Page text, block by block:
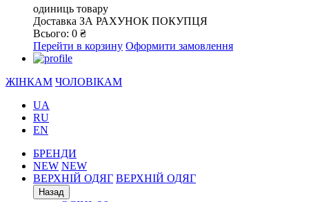
одиниць товару
Доставка ЗА РАХУНОК ПОКУПЦЯ
Всього: 0 ₴
Перейти в корзину Оформити замовлення
ЖІНКАМ ЧОЛОВІКАМ
UA
RU
EN
БРЕНДИ
NEW NEW
ВЕРХНІЙ ОДЯГ ВЕРХНІЙ ОДЯГ
Назад